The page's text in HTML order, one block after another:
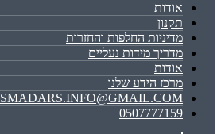
אודות
תקנון
מדיניות החלפות והחזרות
מדריך מידות נעליים
אודות
מרכז הידע שלנו
SMADARS.INFO@GMAIL.COM
0507777159